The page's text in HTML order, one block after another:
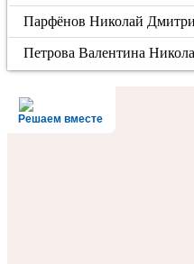
Парфёнов Николай
Петрова Валентина
Решаем вместе